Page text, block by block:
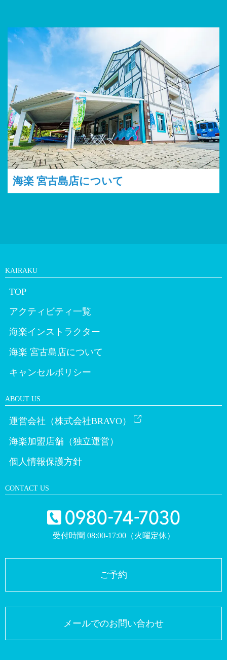
海楽 宮古島店について
KAIRAKU
TOP
アクティビティ一覧
海楽インストラクター
海楽 宮古島店について
キャンセルポリシー
ABOUT US
運営会社（株式会社BRAVO）
海楽加盟店舗（独立運営）
個人情報保護方針
CONTACT US
受付時間 08:00-17:00（火曜定休）
ご予約
メールでのお問い合わせ